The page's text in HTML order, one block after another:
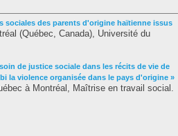
sociales des parents d'origine haïtienne issus
(Québec, Canada), Université du
de justice sociale dans les récits de vie de
la violence organisée dans le pays d'origine »
à Montréal, Maîtrise en travail social.